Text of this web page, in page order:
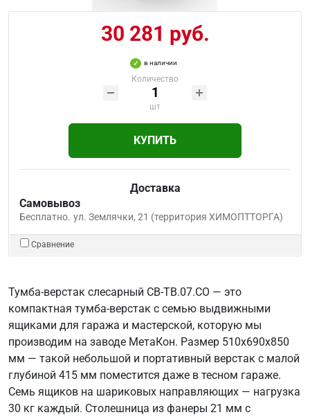
30 281 руб.
в наличии
Количество
шт
КУПИТЬ
Доставка
Самовывоз
Бесплатно. ул. Землячки, 21 (территория ХИМОПТТОРГА)
Сравнение
Тумба-верстак слесарный СВ-ТВ.07.СО — это
компактная тумба-верстак с семью выдвижными
ящиками для гаража и мастерской, которую мы
производим на заводе МетаКон. Размер 510х690х850
мм — такой небольшой и портативный верстак с малой
глубиной 415 мм поместится даже в тесном гараже.
Семь ящиков на шариковых направляющих — нагрузка
30 кг каждый. Столешница из фанеры 21 мм с